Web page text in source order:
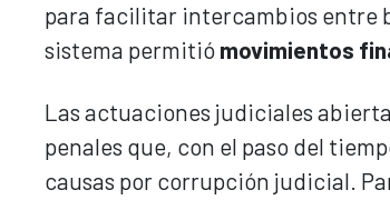
para facilitar intercambios entre
sistema permitió movimientos
Las actuaciones judiciales
penales que, con el paso del
causas por corrupción judicial.